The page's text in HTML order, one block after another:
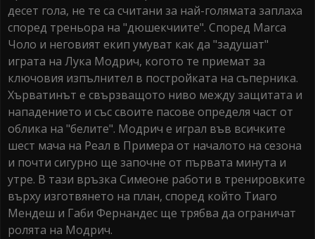
десет гола, не те са считани за най-голямата заплаха
според треньора на "дюшекчиите". Според Marca
Чоло и неговият екип умуват как да "задушат"
играта на Лука Модрич, когото те приемат за
ключовия изпълнител в постройката на съперника.
Хърватинът е свързващото ниво между защитата и
нападението и със своите пасове определя част от
облика на "белите". Модрич е играл във всичките
шест мача на Реал в Примера от началото на сезона
и почти сигурно ще започне от първата минута и
утре. В тази връзка Симеоне работи в тренировките
върху изготвянето на план, според който Тиаго
Мендеш и Габи Фернандес ще трябва да ограничат
ролята на Модрич.